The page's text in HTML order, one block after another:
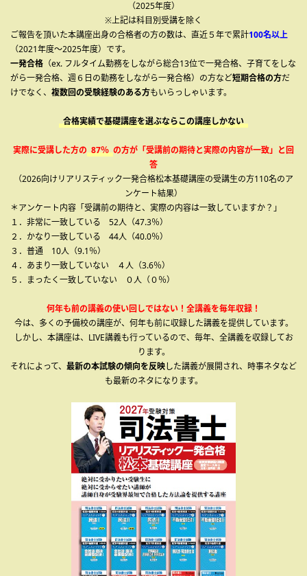
（2025年度）
※上記は科目別受講を除く
ご報告を頂いた本講座出身の合格者の方の数は、直近５年で累計100名以上
（2021年度～2025年度）です。
一発合格 （ex. フルタイム勤務をしながら総合13位で一発合格、子育てをしな
がら一発合格、週６日の勤務をしながら一発合格）の方など短期合格の方だ
けでなく、 複数回の受験経験のある方もいらっしゃいます。
合格実績で基礎講座を選ぶならこの講座しかない
実際に受講した方の 87％ の方が「受講前の期待と実際の内容が一致」と回
答
（2026向けリアリスティック一発合格松本基礎講座の受講生の方110名のア
ンケート結果）
＊アンケート内容「受講前の期待と、実際の内容は一致していますか？」
１．非常に一致している 52人（47.3％）
２．かなり一致している 44人（40.0％）
３．普通 10人（9.1％）
４．あまり一致していない ４人（3.6％）
５．まったく一致していない ０人（０％）
何年も前の講義の使い回しではない！全講義を毎年収録！
今は、多くの予備校の講座が、何年も前に収録した講義を提供しています。
しかし、本講座は、LIVE講義も行っているので、毎年、全講義を収録してお
ります。
それによって、 最新の本試験の傾向を反映した講義が展開され、時事ネタなど
も最新のネタになります。